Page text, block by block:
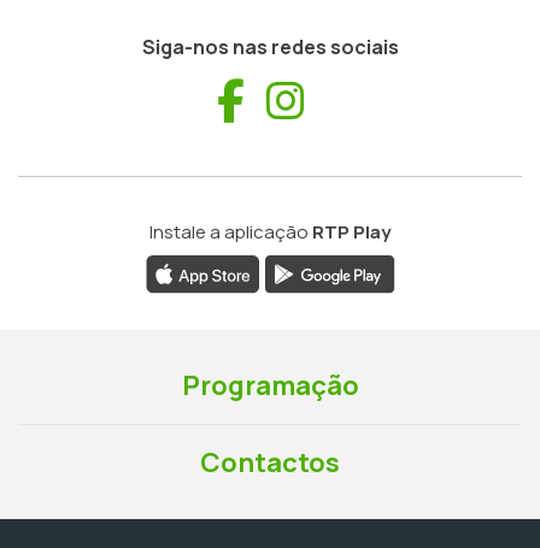
Siga-nos nas redes sociais
Facebook
Instale a aplicação RTP Play
Programação
Contactos